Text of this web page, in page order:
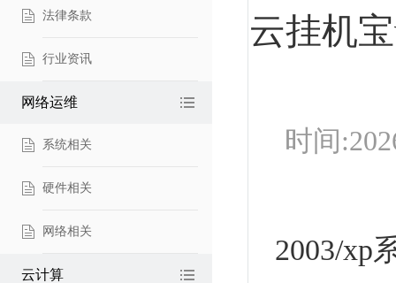
法律条款
行业资讯
网络运维
系统相关
硬件相关
网络相关
云计算
云挂机
时间
2003/xp